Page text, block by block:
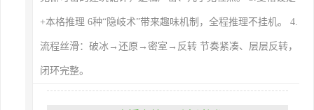
+本格推理 6种“隐岐术”带来趣味机制，全程推理不挂机。 4.
流程丝滑：破冰→还原→密室→反转 节奏紧凑、层层反转，
闭环完整。